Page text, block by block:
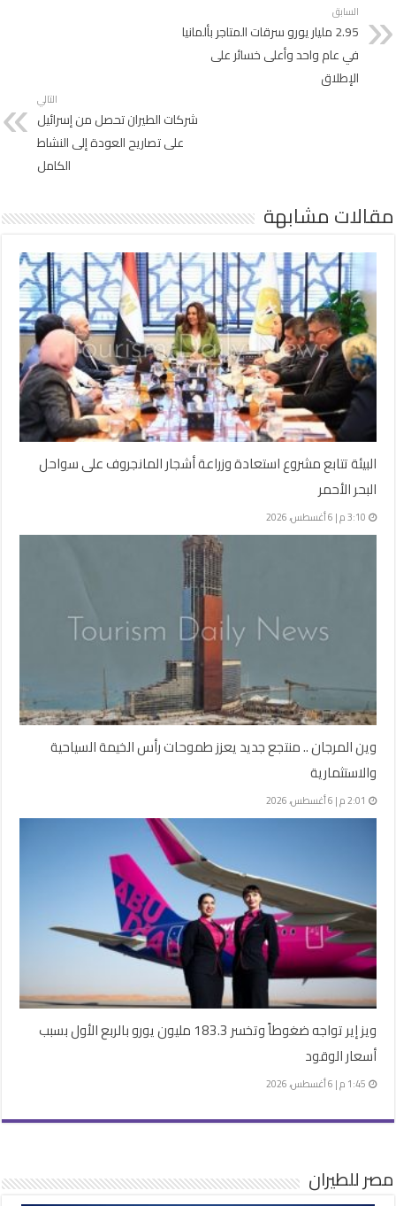
السابق
2.95 مليار يورو سرقات المتاجر بألمانيا
في عام واحد وأعلى خسائر على
الإطلاق
التالي
شركات الطيران تحصل من إسرائيل
على تصاريح العودة إلى النشاط
الكامل
مقالات مشابهة
البيئة تتابع مشروع استعادة وزراعة أشجار المانجروف على سواحل
البحر الأحمر
3:10 م | 6 أغسطس، 2026
وين المرجان .. منتجع جديد يعزز طموحات رأس الخيمة السياحية
والاستثمارية
2:01 م | 6 أغسطس، 2026
ويز إير تواجه ضغوطاً وتخسر 183.3 مليون يورو بالربع الأول بسبب
أسعار الوقود
1:45 م | 6 أغسطس، 2026
مصر للطيران